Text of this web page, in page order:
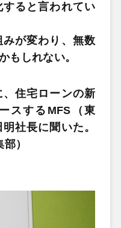
ると言われてい
が変わり、無数
もしれない。
住宅ローンの新
スするMFS（東
社長に聞いた。
）